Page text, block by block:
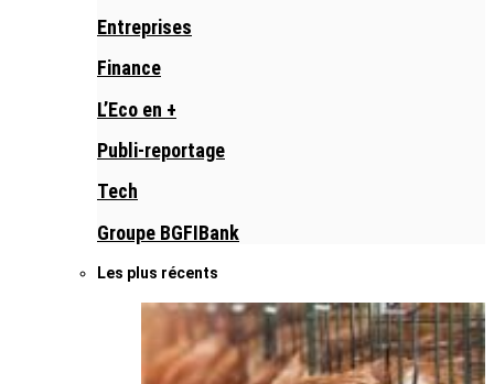
Entreprises
Finance
L’Eco en +
Publi-reportage
Tech
Groupe BGFIBank
Les plus récents